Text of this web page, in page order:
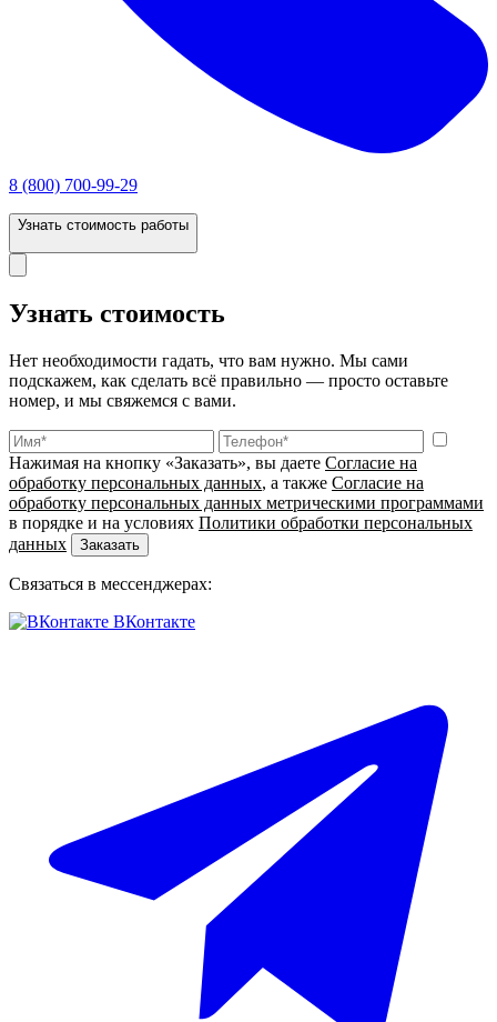
8 (800) 700-99-29
Узнать стоимость работы
Узнать стоимость
Нет необходимости гадать, что вам нужно. Мы сами
подскажем, как сделать всё правильно — просто оставьте
номер, и мы свяжемся с вами.
Нажимая на кнопку «Заказать», вы даете Согласие на
обработку персональных данных, а также Согласие на
обработку персональных данных метрическими программами
в порядке и на условиях Политики обработки персональных
данных
Заказать
Связаться в мессенджерах:
ВКонтакте